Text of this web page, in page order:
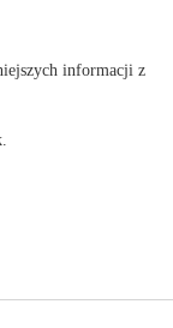
informacji z